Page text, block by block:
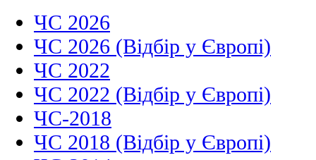
ЧС 2026
ЧС 2026 (Відбір у Європі)
ЧС 2022
ЧС 2022 (Відбір у Європі)
ЧС-2018
ЧС 2018 (Відбір у Європі)